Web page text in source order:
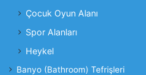
Çocuk Oyun Alanı
Spor Alanları
Heykel
Banyo (Bathroom) Tefrişleri